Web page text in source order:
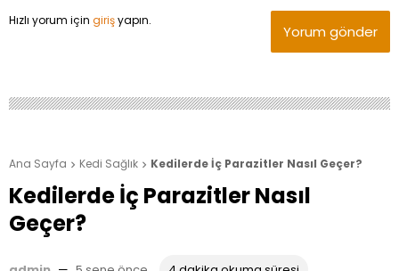
Hızlı yorum için girişyapın.
Yorum gönder
Ana Sayfa  Kedi Sağlık  Kedilerde İç Parazitler Nasıl Geçer?
Kedilerde İç Parazitler Nasıl
Geçer?